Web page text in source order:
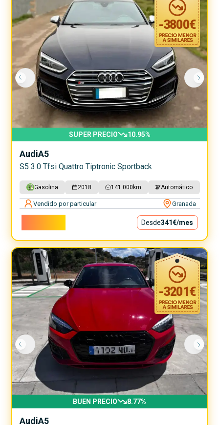
-3800€
SUPER PRECIO 10.95%
AudiA5
S5 3.0 Tfsi Quattro Tiptronic Sportback
Gasolina 2018 141.000 km Automático
Vendido por particular Granada
Desde341€/mes
-3201€
BUEN PRECIO 8.77%
AudiA5